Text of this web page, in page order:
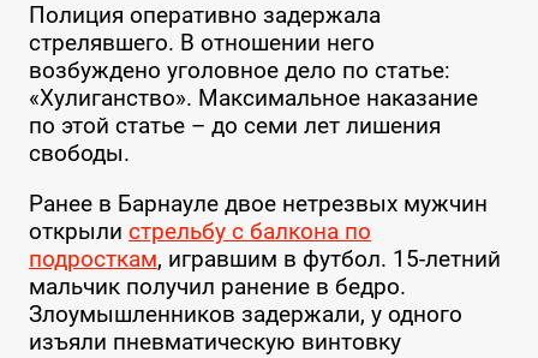
Полиция оперативно задержала
стрелявшего. В отношении него
возбуждено уголовное дело по статье:
«Хулиганство». Максимальное наказание
по этой статье – до семи лет лишения
свободы.
Ранее в Барнауле двое нетрезвых мужчин
открыли стрельбу с балкона по
подросткам, игравшим в футбол. 15-летний
мальчик получил ранение в бедро.
Злоумышленников задержали, у одного
изъяли пневматическую винтовку